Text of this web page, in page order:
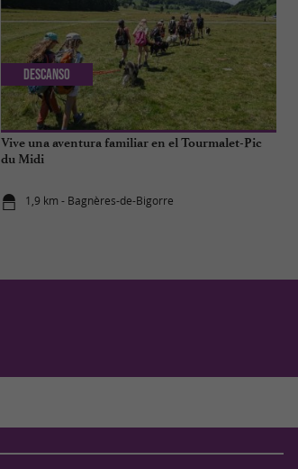
Vive una aventura familiar en el Tourmalet-Pic
du Midi
1,9 km - Bagnères-de-Bigorre
Descanso